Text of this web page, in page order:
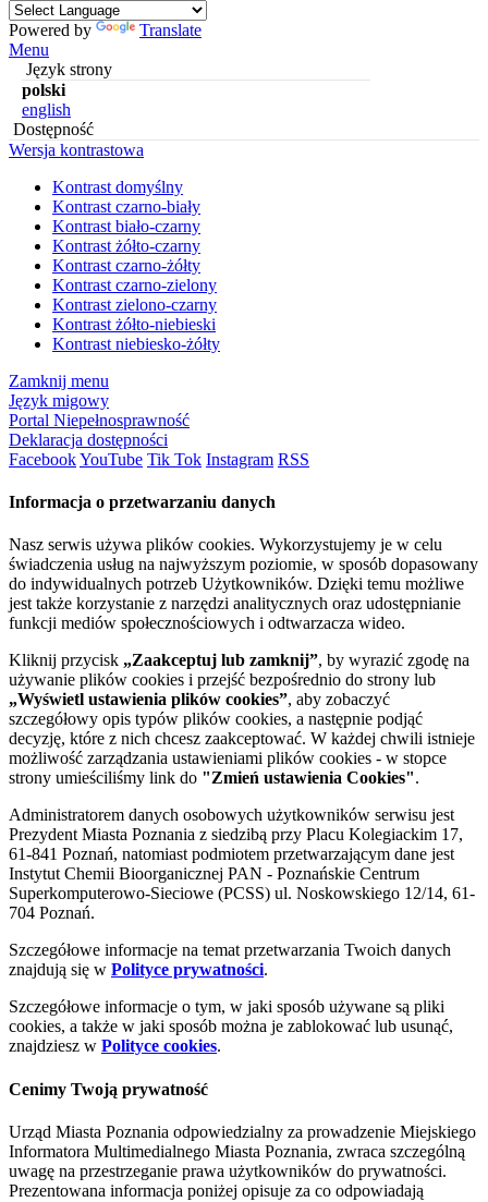
Powered by
Translate
Menu
Język strony
polski
english
Dostępność
Wersja kontrastowa
Kontrast domyślny
Kontrast czarno-biały
Kontrast biało-czarny
Kontrast żółto-czarny
Kontrast czarno-żółty
Kontrast czarno-zielony
Kontrast zielono-czarny
Kontrast żółto-niebieski
Kontrast niebiesko-żółty
Zamknij menu
Język migowy
Portal Niepełnosprawność
Deklaracja dostępności
FacebookYouTube Tik Tok Instagram RSS
Informacja o przetwarzaniu danych
Nasz serwis używa plików cookies. Wykorzystujemy je w celu
świadczenia usług na najwyższym poziomie, w sposób dopasowany
do indywidualnych potrzeb Użytkowników. Dzięki temu możliwe
jest także korzystanie z narzędzi analitycznych oraz udostępnianie
funkcji mediów społecznościowych i odtwarzacza wideo.
Kliknij przycisk „Zaakceptuj lub zamknij”, by wyrazić zgodę na
używanie plików cookies i przejść bezpośrednio do strony lub
„Wyświetl ustawienia plików cookies”, aby zobaczyć
szczegółowy opis typów plików cookies, a następnie podjąć
decyzję, które z nich chcesz zaakceptować. W każdej chwili istnieje
możliwość zarządzania ustawieniami plików cookies - w stopce
strony umieściliśmy link do "Zmień ustawienia Cookies".
Administratorem danych osobowych użytkowników serwisu jest
Prezydent Miasta Poznania z siedzibą przy Placu Kolegiackim 17,
61-841 Poznań, natomiast podmiotem przetwarzającym dane jest
Instytut Chemii Bioorganicznej PAN - Poznańskie Centrum
Superkomputerowo-Sieciowe (PCSS) ul. Noskowskiego 12/14, 61-
704 Poznań.
Szczegółowe informacje na temat przetwarzania Twoich danych
znajdują się w Polityce prywatności.
Szczegółowe informacje o tym, w jaki sposób używane są pliki
cookies, a także w jaki sposób można je zablokować lub usunąć,
znajdziesz w Polityce cookies.
Cenimy Twoją prywatność
Urząd Miasta Poznania odpowiedzialny za prowadzenie Miejskiego
Informatora Multimedialnego Miasta Poznania, zwraca szczególną
uwagę na przestrzeganie prawa użytkowników do prywatności.
Prezentowana informacja poniżej opisuje za co odpowiadają